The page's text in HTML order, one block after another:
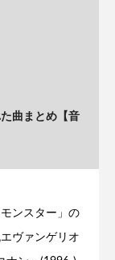
曲まとめ【音
ンスター」の
ヴァンゲリオ